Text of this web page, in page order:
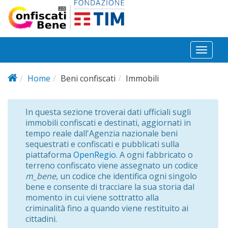
Salta al contenuto principale
Toggle
Home
Beni confiscati Immobili
In questa sezione troverai dati ufficiali sugli
immobili confiscati e destinati, aggiornati in
tempo reale dall'Agenzia nazionale beni
sequestrati e confiscati e pubblicati sulla
piattaforma OpenRegio. A ogni fabbricato o
terreno confiscato viene assegnato un codice
m_bene, un codice che identifica ogni singolo
bene e consente di tracciare la sua storia dal
momento in cui viene sottratto alla
criminalità fino a quando viene restituito ai
cittadini.